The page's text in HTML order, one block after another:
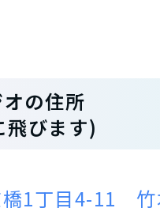
の住所
びます)
1丁目4-11 竹